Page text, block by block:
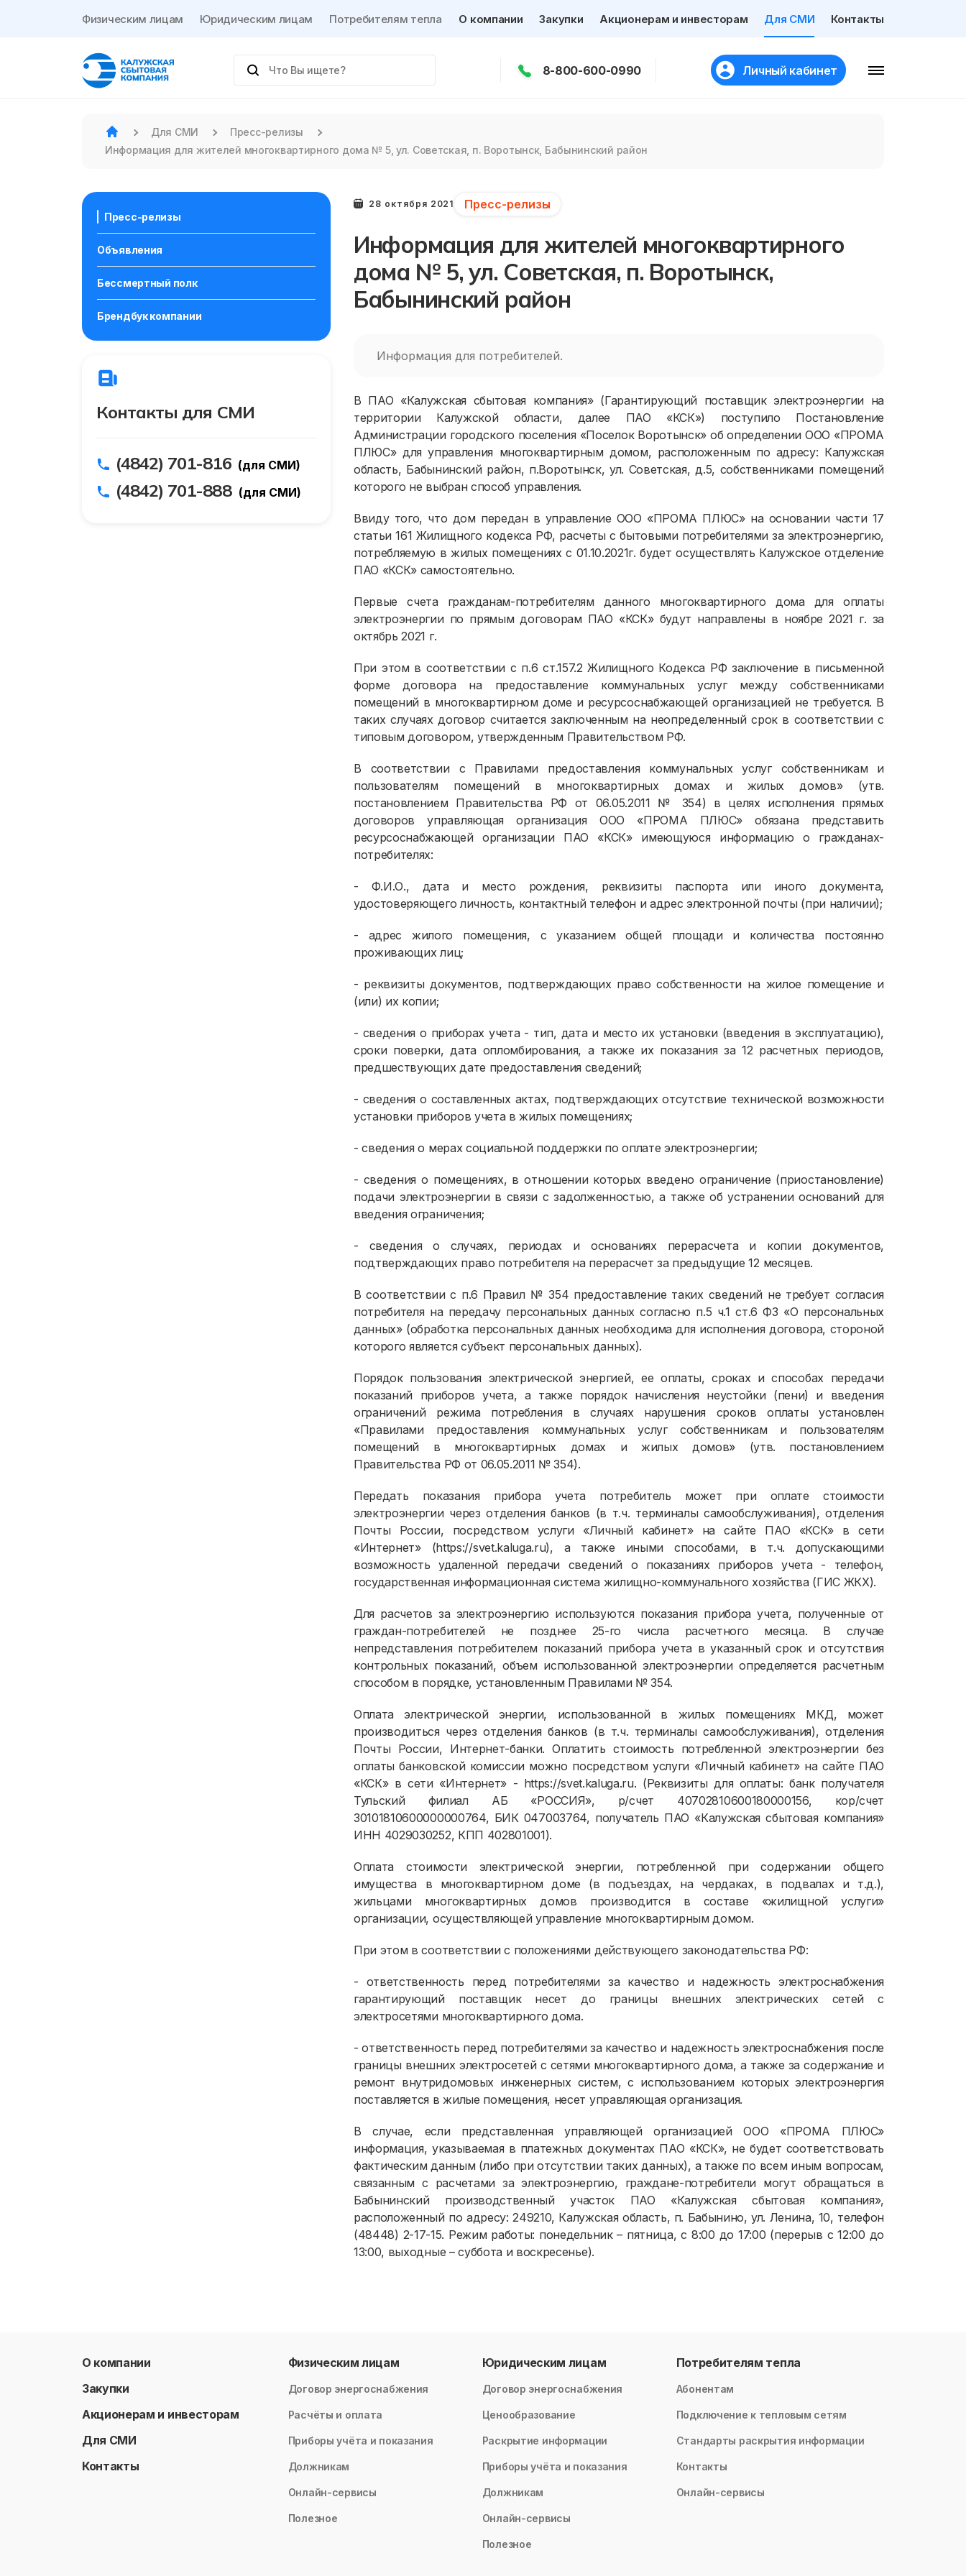
Физическим лицам Юридическим лицам Потребителям тепла О компании Закупки Акционерам и инвесторам Для СМИ Контакты
8-800-600-0990 Личный кабинет
Для СМИ
Пресс-релизы
Информация для жителей многоквартирного дома № 5, ул. Советская, п. Воротынск, Бабынинский район
Пресс-релизы
Объявления
Бессмертный полк
Брендбук компании
Контакты для СМИ
(4842) 701-816 (для СМИ)
(4842) 701-888 (для СМИ)
28 октября 2021 Пресс-релизы
Информация для жителей многоквартирного
дома № 5, ул. Советская, п. Воротынск,
Бабынинский район
Информация для потребителей.
В ПАО «Калужская сбытовая компания» (Гарантирующий поставщик электроэнергии на
территории Калужской области, далее ПАО «КСК») поступило Постановление
Администрации городского поселения «Поселок Воротынск» об определении ООО «ПРОМА
ПЛЮС» для управления многоквартирным домом, расположенным по адресу: Калужская
область, Бабынинский район, п.Воротынск, ул. Советская, д.5, собственниками помещений
которого не выбран способ управления.
Ввиду того, что дом передан в управление ООО «ПРОМА ПЛЮС» на основании части 17
статьи 161 Жилищного кодекса РФ, расчеты с бытовыми потребителями за электроэнергию,
потребляемую в жилых помещениях с 01.10.2021г. будет осуществлять Калужское отделение
ПАО «КСК» самостоятельно.
Первые счета гражданам-потребителям данного многоквартирного дома для оплаты
электроэнергии по прямым договорам ПАО «КСК» будут направлены в ноябре 2021 г. за
октябрь 2021 г.
При этом в соответствии с п.6 ст.157.2 Жилищного Кодекса РФ заключение в письменной
форме договора на предоставление коммунальных услуг между собственниками
помещений в многоквартирном доме и ресурсоснабжающей организацией не требуется. В
таких случаях договор считается заключенным на неопределенный срок в соответствии с
типовым договором, утвержденным Правительством РФ.
В соответствии с Правилами предоставления коммунальных услуг собственникам и
пользователям помещений в многоквартирных домах и жилых домов» (утв.
постановлением Правительства РФ от 06.05.2011 № 354) в целях исполнения прямых
договоров управляющая организация ООО «ПРОМА ПЛЮС» обязана представить
ресурсоснабжающей организации ПАО «КСК» имеющуюся информацию о гражданах-
потребителях:
- Ф.И.О., дата и место рождения, реквизиты паспорта или иного документа,
удостоверяющего личность, контактный телефон и адрес электронной почты (при наличии);
- адрес жилого помещения, с указанием общей площади и количества постоянно
проживающих лиц;
- реквизиты документов, подтверждающих право собственности на жилое помещение и
(или) их копии;
- сведения о приборах учета - тип, дата и место их установки (введения в эксплуатацию),
сроки поверки, дата опломбирования, а также их показания за 12 расчетных периодов,
предшествующих дате предоставления сведений;
- сведения о составленных актах, подтверждающих отсутствие технической возможности
установки приборов учета в жилых помещениях;
- сведения о мерах социальной поддержки по оплате электроэнергии;
- сведения о помещениях, в отношении которых введено ограничение (приостановление)
подачи электроэнергии в связи с задолженностью, а также об устранении оснований для
введения ограничения;
- сведения о случаях, периодах и основаниях перерасчета и копии документов,
подтверждающих право потребителя на перерасчет за предыдущие 12 месяцев.
В соответствии с п.6 Правил № 354 предоставление таких сведений не требует согласия
потребителя на передачу персональных данных согласно п.5 ч.1 ст.6 ФЗ «О персональных
данных» (обработка персональных данных необходима для исполнения договора, стороной
которого является субъект персональных данных).
Порядок пользования электрической энергией, ее оплаты, сроках и способах передачи
показаний приборов учета, а также порядок начисления неустойки (пени) и введения
ограничений режима потребления в случаях нарушения сроков оплаты установлен
«Правилами предоставления коммунальных услуг собственникам и пользователям
помещений в многоквартирных домах и жилых домов» (утв. постановлением
Правительства РФ от 06.05.2011 № 354).
Передать показания прибора учета потребитель может при оплате стоимости
электроэнергии через отделения банков (в т.ч. терминалы самообслуживания), отделения
Почты России, посредством услуги «Личный кабинет» на сайте ПАО «КСК» в сети
«Интернет» (https://svet.kaluga.ru), а также иными способами, в т.ч. допускающими
возможность удаленной передачи сведений о показаниях приборов учета - телефон,
государственная информационная система жилищно-коммунального хозяйства (ГИС ЖКХ).
Для расчетов за электроэнергию используются показания прибора учета, полученные от
граждан-потребителей не позднее 25-го числа расчетного месяца. В случае
непредставления потребителем показаний прибора учета в указанный срок и отсутствия
контрольных показаний, объем использованной электроэнергии определяется расчетным
способом в порядке, установленным Правилами № 354.
Оплата электрической энергии, использованной в жилых помещениях МКД, может
производиться через отделения банков (в т.ч. терминалы самообслуживания), отделения
Почты России, Интернет-банки. Оплатить стоимость потребленной электроэнергии без
оплаты банковской комиссии можно посредством услуги «Личный кабинет» на сайте ПАО
«КСК» в сети «Интернет» - https://svet.kaluga.ru. (Реквизиты для оплаты: банк получателя
Тульский филиал АБ «РОССИЯ», р/счет 40702810600180000156, кор/счет
30101810600000000764, БИК 047003764, получатель ПАО «Калужская сбытовая компания»
ИНН 4029030252, КПП 402801001).
Оплата стоимости электрической энергии, потребленной при содержании общего
имущества в многоквартирном доме (в подъездах, на чердаках, в подвалах и т.д.),
жильцами многоквартирных домов производится в составе «жилищной услуги»
организации, осуществляющей управление многоквартирным домом.
При этом в соответствии с положениями действующего законодательства РФ:
- ответственность перед потребителями за качество и надежность электроснабжения
гарантирующий поставщик несет до границы внешних электрических сетей с
электросетями многоквартирного дома.
- ответственность перед потребителями за качество и надежность электроснабжения после
границы внешних электросетей с сетями многоквартирного дома, а также за содержание и
ремонт внутридомовых инженерных систем, с использованием которых электроэнергия
поставляется в жилые помещения, несет управляющая организация.
В случае, если представленная управляющей организацией ООО «ПРОМА ПЛЮС»
информация, указываемая в платежных документах ПАО «КСК», не будет соответствовать
фактическим данным (либо при отсутствии таких данных), а также по всем иным вопросам,
связанным с расчетами за электроэнергию, граждане-потребители могут обращаться в
Бабынинский производственный участок ПАО «Калужская сбытовая компания»,
расположенный по адресу: 249210, Калужская область, п. Бабынино, ул. Ленина, 10, телефон
(48448) 2-17-15. Режим работы: понедельник – пятница, с 8:00 до 17:00 (перерыв с 12:00 до
13:00, выходные – суббота и воскресенье).
О компании
Закупки
Акционерам и инвесторам
Для СМИ
Контакты
Физическим лицам
Договор энергоснабжения
Расчёты и оплата
Приборы учёта и показания
Должникам
Онлайн-сервисы
Полезное
Юридическим лицам
Договор энергоснабжения
Ценообразование
Раскрытие информации
Приборы учёта и показания
Должникам
Онлайн-сервисы
Полезное
Потребителям тепла
Абонентам
Подключение к тепловым сетям
Стандарты раскрытия информации
Контакты
Онлайн-сервисы